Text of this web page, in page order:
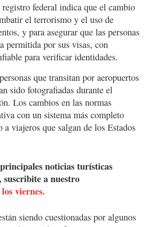
federal indica que el cambio
el terrorismo y el uso de
y para asegurar que las personas
permitida por sus visas, con
para verificar identidades.
que transitan por aeropuertos
sido fotografiadas durante el
Los cambios en las normas
con un sistema más completo
viajeros que salgan de los Estados
noticias turísticas
suscribite a nuestro
viernes.
siendo cuestionadas por algunos